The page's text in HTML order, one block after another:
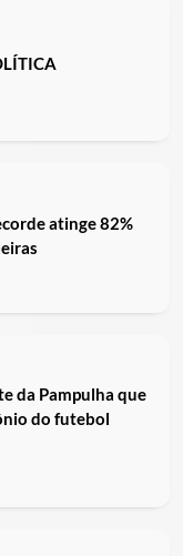
atinge 82%
da Pampulha que
do futebol